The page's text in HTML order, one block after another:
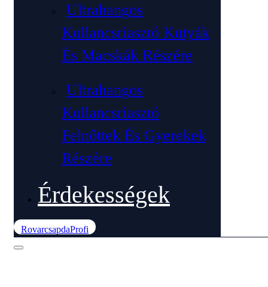
Ultrahangos
Kullancsriasztó Kutyák
És Macskák Részére
Ultrahangos
Kullancsriasztó
Felnőttek És Gyerekek
Részére
Érdekességek
RovarcsapdaProfi